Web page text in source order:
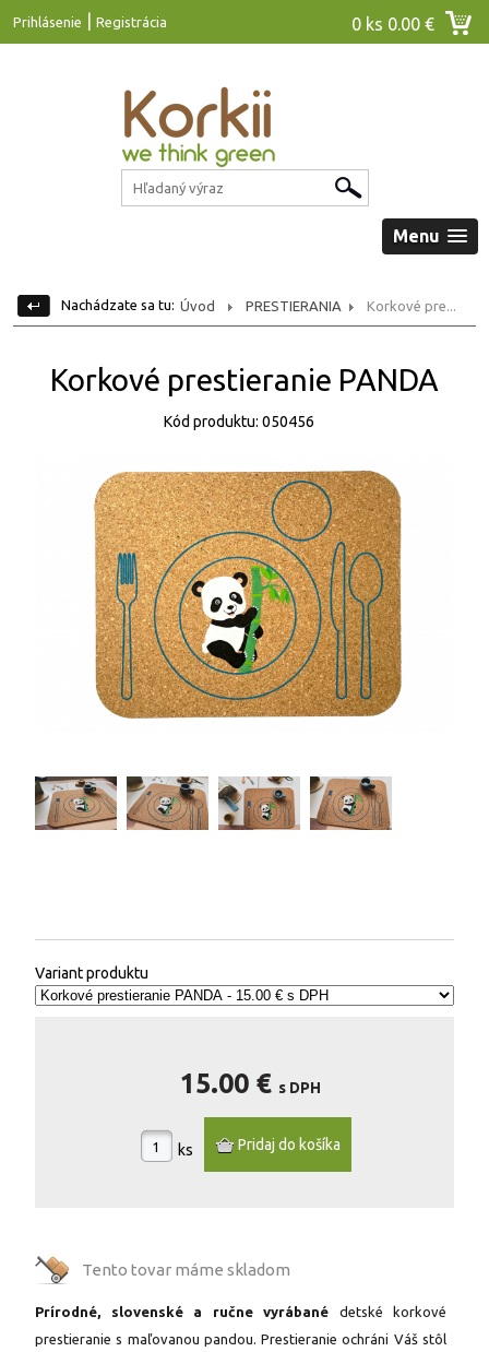
Prihlásenie Registrácia 0 ks 0.00 €
Menu
Nachádzate sa tu: Úvod PRESTIERANIA Korkové pre...
Korkové prestieranie PANDA
Kód produktu: 050456
Variant produktu
15.00 € s DPH
ks
Tento tovar máme skladom
Prírodné, slovenské a ručne vyrábané detské korkové
prestieranie s maľovanou pandou. Prestieranie ochráni Váš stôl